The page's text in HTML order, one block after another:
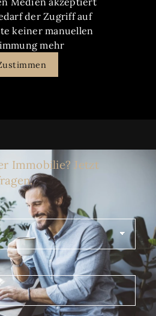
der Zugriff auf
keiner manuellen
mehr
Immobilie? Jetzt